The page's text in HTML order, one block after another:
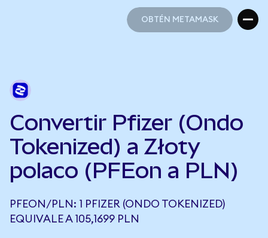
OBTÉN METAMASK
Convertir Pfizer (Ondo
Tokenized) a Złoty
polaco (PFEon a PLN)
PFEON/PLN: 1 PFIZER (ONDO TOKENIZED)
EQUIVALE A 105,1699 PLN